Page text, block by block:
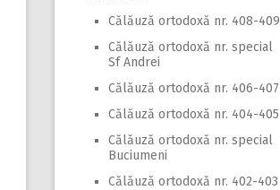
Călăuză ortodoxă nr. 408-409
Călăuză ortodoxă nr. special
Sf Andrei
Călăuză ortodoxă nr. 406-407
Călăuză ortodoxă nr. 404-405
Călăuză ortodoxă nr. special
Buciumeni
Călăuză ortodoxă nr. 402-403